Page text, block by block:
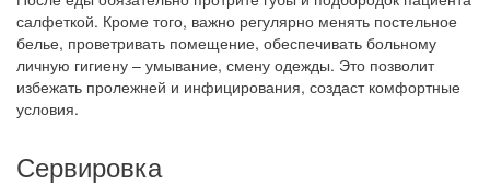
салфеткой. Кроме того, важно регулярно менять постельное
белье, проветривать помещение, обеспечивать больному
личную гигиену – умывание, смену одежды. Это позволит
избежать пролежней и инфицирования, создаст комфортные
условия.
Сервировка